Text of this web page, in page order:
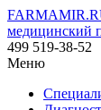
медицинский
499 519-38-52
Меню